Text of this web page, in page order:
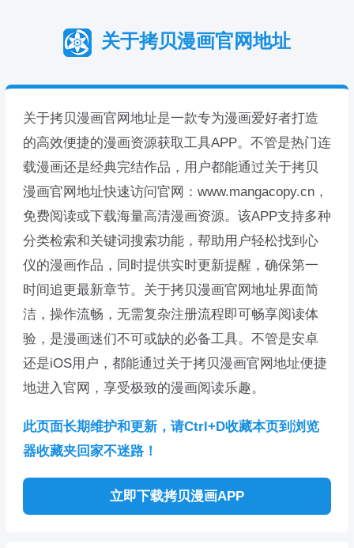
关于拷贝漫画官网地址
关于拷贝漫画官网地址是一款专为漫画爱好者打造
的高效便捷的漫画资源获取工具APP。不管是热门连
载漫画还是经典完结作品，用户都能通过关于拷贝
漫画官网地址快速访问官网：www.mangacopy.cn，
免费阅读或下载海量高清漫画资源。该APP支持多种
分类检索和关键词搜索功能，帮助用户轻松找到心
仪的漫画作品，同时提供实时更新提醒，确保第一
时间追更最新章节。关于拷贝漫画官网地址界面简
洁，操作流畅，无需复杂注册流程即可畅享阅读体
验，是漫画迷们不可或缺的必备工具。不管是安卓
还是iOS用户，都能通过关于拷贝漫画官网地址便捷
地进入官网，享受极致的漫画阅读乐趣。
此页面长期维护和更新，请Ctrl+D收藏本页到浏览
器收藏夹回家不迷路！
立即下载拷贝漫画APP